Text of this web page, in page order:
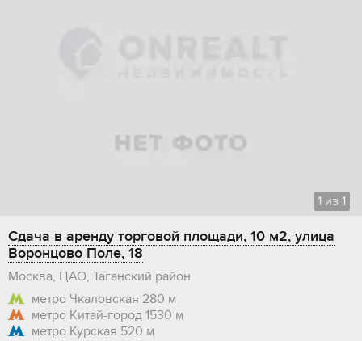
1 из 1
Сдача в аренду торговой площади, 10 м2, улица
Воронцово Поле, 18
Москва, ЦАО, Таганский район
метро Чкаловская 280 м
метро Китай-город 1530 м
метро Курская 520 м